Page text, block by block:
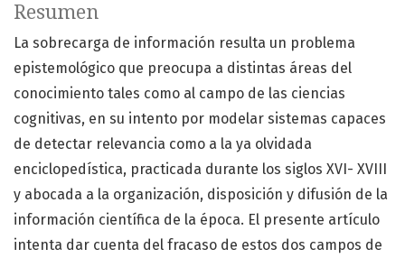
Resumen
La sobrecarga de información resulta un problema
epistemológico que preocupa a distintas áreas del
conocimiento tales como al campo de las ciencias
cognitivas, en su intento por modelar sistemas capaces
de detectar relevancia como a la ya olvidada
enciclopedística, practicada durante los siglos XVI- XVIII
y abocada a la organización, disposición y difusión de la
información científica de la época. El presente artículo
intenta dar cuenta del fracaso de estos dos campos de